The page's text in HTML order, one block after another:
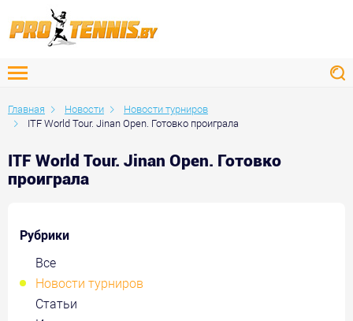
Главная Новости
Новости турниров
ITF World Tour. Jinan Open. Готовко проиграла
ITF World Tour. Jinan Open. Готовко
проиграла
Рубрики
Все
Новости турниров
Статьи